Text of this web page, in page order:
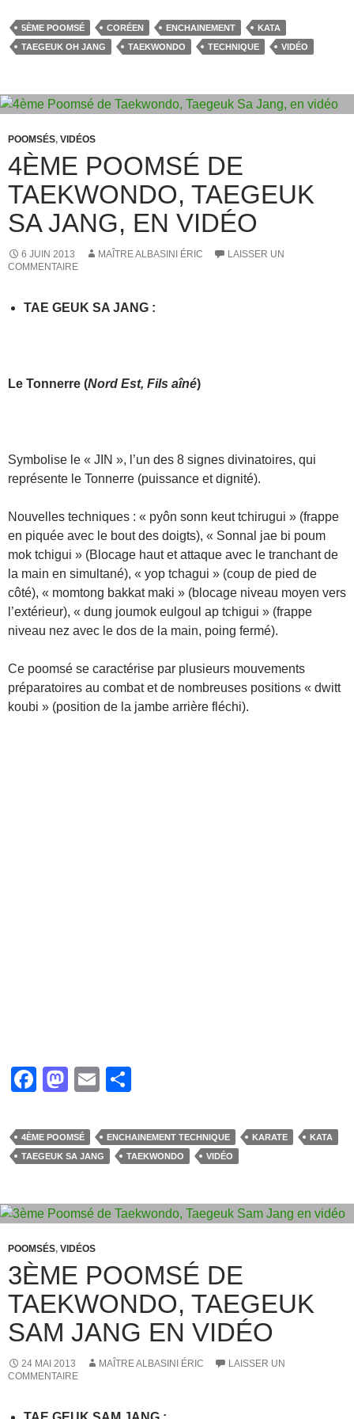
c
e
o
o
k
st
o
o
n
ail ta
g
5ÈME POOMSÉ CORÉEN ENCHAINEMENT
KATA
TAEGEUK OH JANG
TAEKWONDO TECHNIQUE VIDÉO
POOMSÉS, VIDÉOS
4ÈME POOMSÉ DE
TAEKWONDO, TAEGEUK
SA JANG, EN VIDÉO
6 JUIN 2013 MAÎTRE ALBASINI ÉRIC
LAISSER UN
COMMENTAIRE
TAE GEUK SA JANG :
Le Tonnerre (Nord Est, Fils aîné)
Symbolise le « JIN », l’un des 8 signes divinatoires, qui
représente le Tonnerre (puissance et dignité).
Nouvelles techniques : « pyôn sonn keut tchirugui » (frappe
en piquée avec le bout des doigts), « Sonnal jae bi poum
mok tchigui » (Blocage haut et attaque avec le tranchant de
la main en simultané), « yop tchagui » (coup de pied de
côté), « momtong bakkat maki » (blocage niveau moyen vers
l’extérieur), « dung joumok eulgoul ap tchigui » (frappe
niveau nez avec le dos de la main, poing fermé).
Ce poomsé se caractérise par plusieurs mouvements
préparatoires au combat et de nombreuses positions « dwitt
koubi » (position de la jambe arrière fléchi).
F
c
e
o
o
k
M
st
o
o
n
E
ail ta
g
4ÈME POOMSÉ ENCHAINEMENT TECHNIQUE KARATE
KATA
TAEGEUK SA JANG
TAEKWONDO VIDÉO
POOMSÉS, VIDÉOS
3ÈME POOMSÉ DE
TAEKWONDO, TAEGEUK
SAM JANG EN VIDÉO
24 MAI 2013 MAÎTRE ALBASINI ÉRIC
LAISSER UN
COMMENTAIRE